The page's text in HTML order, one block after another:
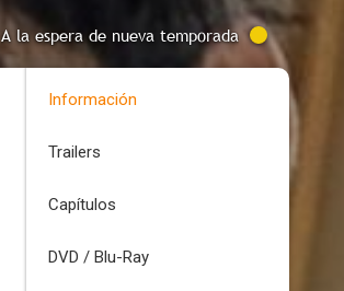
A la espera de nueva temporada
Información
Trailers
Capítulos
DVD / Blu-Ray